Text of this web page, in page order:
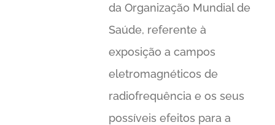
da Organização Mundial de
Saúde, referente à
exposição a campos
eletromagnéticos de
radiofrequência e os seus
possíveis efeitos para a